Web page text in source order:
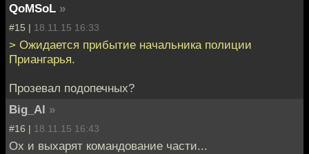
QoMSoL »
#15 | 18.11.15 16:33
> Ожидается прибытие начальника полиции
Приангарья.
Прозевал подопечных?
Big_Al »
#16 | 18.11.15 16:43
Ох и выхарят командование части...